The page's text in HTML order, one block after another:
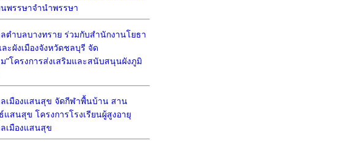
นพรรษาจำนำพรรษา
ลตำบลบางทราย ร่วมกับสำนักงานโยธา
ะผังเมืองจังหวัดชลบุรี จัด
"โครงการส่งเสริมและสนับสนุนผังภูมิ
ลเมืองแสนสุข จัดกีฬาพื้นบ้าน สาน
แสนสุข โครงการโรงเรียนผู้สูงอายุ
เมืองแสนสุข